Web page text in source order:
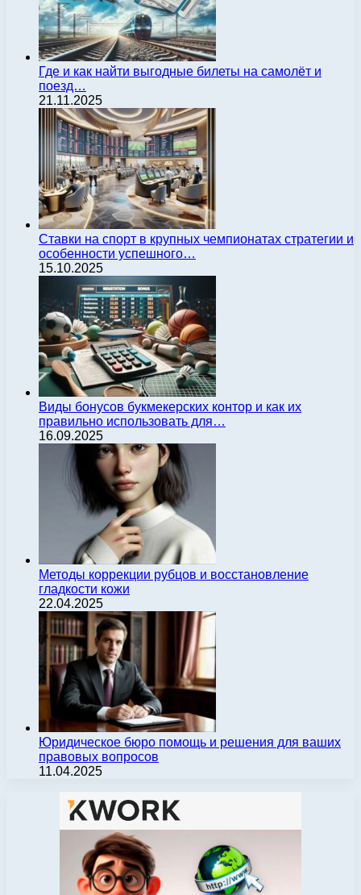
Где и как найти выгодные билеты на самолёт и
поезд…
21.11.2025
Ставки на спорт в крупных чемпионатах стратегии и
особенности успешного…
15.10.2025
Виды бонусов букмекерских контор и как их
правильно использовать для…
16.09.2025
Методы коррекции рубцов и восстановление
гладкости кожи
22.04.2025
Юридическое бюро помощь и решения для ваших
правовых вопросов
11.04.2025